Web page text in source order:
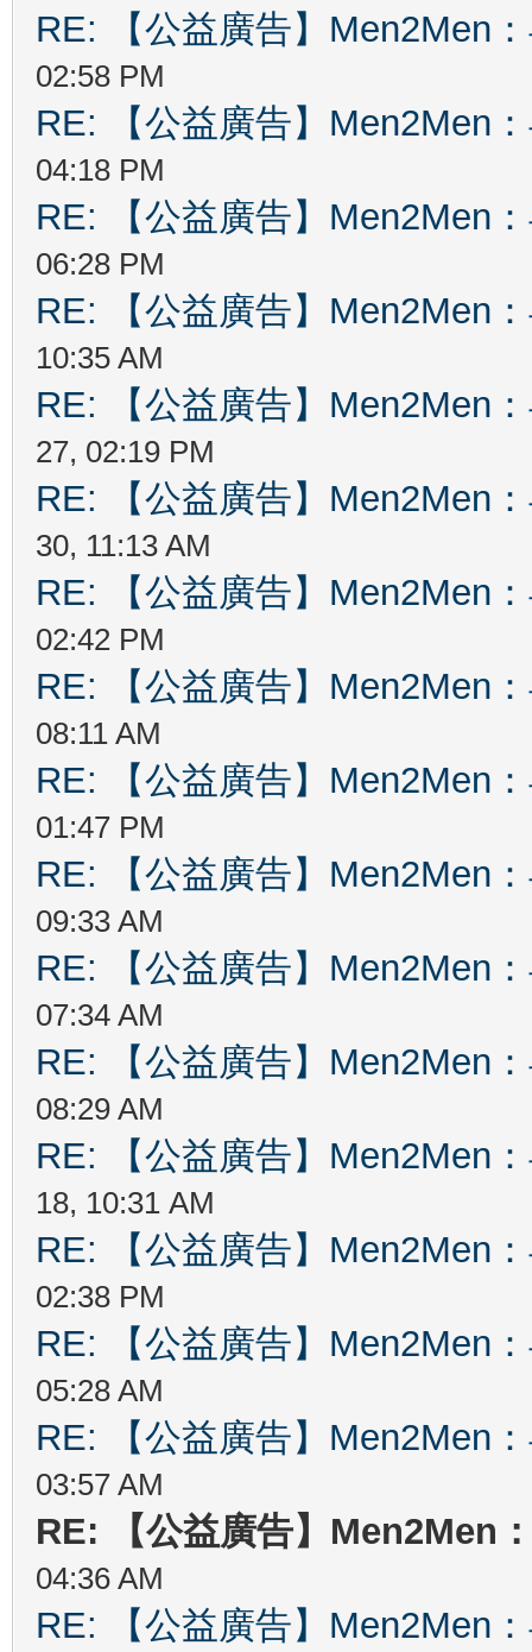
RE: 【公益廣告】Men2Men
02:58 PM
RE: 【公益廣告】Men2Men
04:18 PM
RE: 【公益廣告】Men2Men
06:28 PM
RE: 【公益廣告】Men2Men
10:35 AM
RE: 【公益廣告】Men2Men
27, 02:19 PM
RE: 【公益廣告】Men2Men
30, 11:13 AM
RE: 【公益廣告】Men2Men
02:42 PM
RE: 【公益廣告】Men2Men
08:11 AM
RE: 【公益廣告】Men2Men
01:47 PM
RE: 【公益廣告】Men2Men
09:33 AM
RE: 【公益廣告】Men2Men
07:34 AM
RE: 【公益廣告】Men2Men
08:29 AM
RE: 【公益廣告】Men2Men
18, 10:31 AM
RE: 【公益廣告】Men2Men
02:38 PM
RE: 【公益廣告】Men2Men
05:28 AM
RE: 【公益廣告】Men2Men
03:57 AM
RE: 【公益廣告】Men2Men
04:36 AM
RE: 【公益廣告】Men2Men